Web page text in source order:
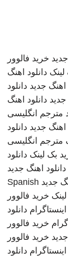
خرید فالوور
دانلود اهنگ
اهنگ جدید دانلود
جدید دانلود اهنگ
مترجم انگلیسی
اهنگ جدید دانلود
مترجم انگلیسی
بک لینک دانلود
دانلود اهنگ جدید
جدید Spanish
خرید فالوور
دانلود
خرید فالوور
خرید فالوور
دانلود